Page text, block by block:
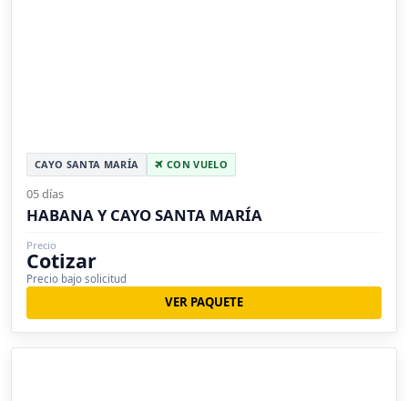
CAYO SANTA MARÍA CON VUELO
05 días
HABANA Y CAYO SANTA MARÍA
Precio
Cotizar
Precio bajo solicitud
VER PAQUETE